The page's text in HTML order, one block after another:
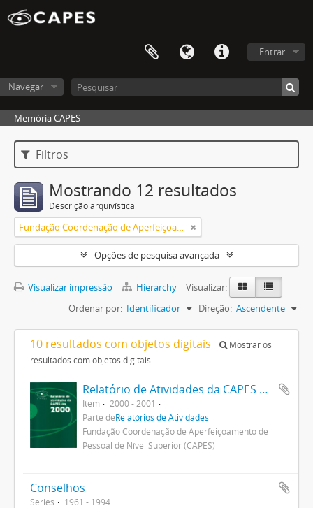
Entrar
Navegar
Memória CAPES
Filtros
Mostrando 12 resultados
Descrição arquivística
Fundação Coordenação de Aperfeiçoamento de Pessoal de Nível Superior (CAPES)
Opções de pesquisa avançada
Visualizar impressão Hierarchy
Visualizar:
Ordenar por: Identificador Direção: Ascendente
10 resultados com objetos digitais
Mostrar os
resultados com objetos digitais
Relatório de Atividades da CAPES 2000
Item
2000 - 2001
Parte deRelatórios de Atividades
Fundação Coordenação de Aperfeiçoamento de
Pessoal de Nível Superior (CAPES)
Conselhos
Séries 1961 - 1994